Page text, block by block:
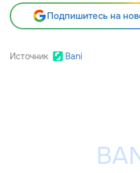
Подпишитесь на
Источник Bani